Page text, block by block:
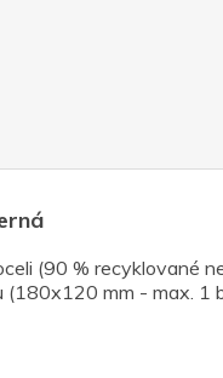
(90 % recyklované
mm - max.